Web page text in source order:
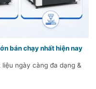
bán chạy nhất hiện nay
ngày càng đa dạng &